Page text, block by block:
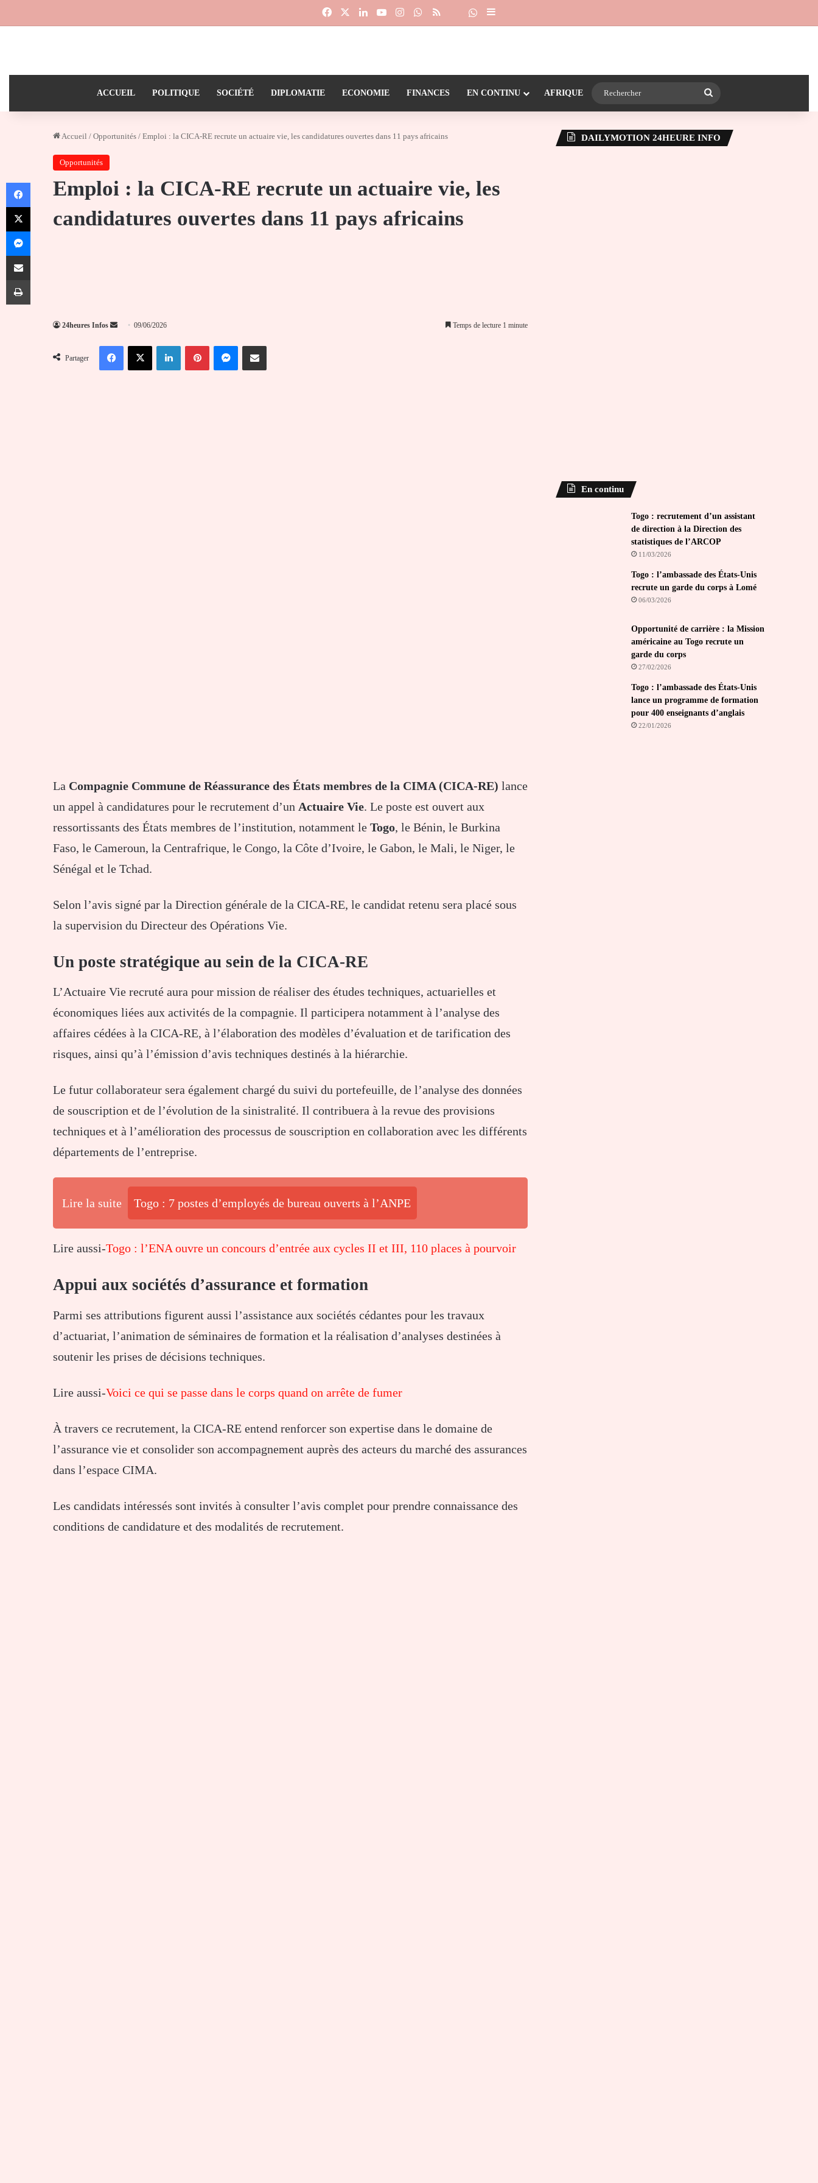
FacebookLinkedinYouTubeInstagramWhatsApp
RSS Dailymotion
Suivre la chaîne 24heureinfo sur WhatsApp
Sidebar (barre latérale)
ACCUEIL POLITIQUE SOCIÉTÉ DIPLOMATIE ECONOMIE FINANCES EN CONTINU AFRIQUE
Accueil / Opportunités / Emploi : la CICA-RE recrute un actuaire vie, les candidatures ouvertes dans 11 pays africains
Opportunités
Emploi : la CICA-RE recrute un actuaire vie, les
candidatures ouvertes dans 11 pays africains
24heures Infos
Envoyer
courriel
09/06/2026 Temps de lecture 1 minute
Partager
FacebookX LinkedinPinterestMessengerPartager par email
La Compagnie Commune de Réassurance des États membres de la CIMA (CICA-RE) lance
un appel à candidatures pour le recrutement d’un Actuaire Vie. Le poste est ouvert aux
ressortissants des États membres de l’institution, notamment le Togo, le Bénin, le Burkina
Faso, le Cameroun, la Centrafrique, le Congo, la Côte d’Ivoire, le Gabon, le Mali, le Niger, le
Sénégal et le Tchad.
Selon l’avis signé par la Direction générale de la CICA-RE, le candidat retenu sera placé sous
la supervision du Directeur des Opérations Vie.
Un poste stratégique au sein de la CICA-RE
L’Actuaire Vie recruté aura pour mission de réaliser des études techniques, actuarielles et
économiques liées aux activités de la compagnie. Il participera notamment à l’analyse des
affaires cédées à la CICA-RE, à l’élaboration des modèles d’évaluation et de tarification des
risques, ainsi qu’à l’émission d’avis techniques destinés à la hiérarchie.
Le futur collaborateur sera également chargé du suivi du portefeuille, de l’analyse des données
de souscription et de l’évolution de la sinistralité. Il contribuera à la revue des provisions
techniques et à l’amélioration des processus de souscription en collaboration avec les différents
départements de l’entreprise.
Lire la suite Togo : 7 postes d’employés de bureau ouverts à l’ANPE
Lire aussi-Togo : l’ENA ouvre un concours d’entrée aux cycles II et III, 110 places à pourvoir
Appui aux sociétés d’assurance et formation
Parmi ses attributions figurent aussi l’assistance aux sociétés cédantes pour les travaux
d’actuariat, l’animation de séminaires de formation et la réalisation d’analyses destinées à
soutenir les prises de décisions techniques.
Lire aussi-Voici ce qui se passe dans le corps quand on arrête de fumer
À travers ce recrutement, la CICA-RE entend renforcer son expertise dans le domaine de
l’assurance vie et consolider son accompagnement auprès des acteurs du marché des assurances
dans l’espace CIMA.
Les candidats intéressés sont invités à consulter l’avis complet pour prendre connaissance des
conditions de candidature et des modalités de recrutement.
DAILYMOTION 24HEURE INFO
En continu
Togo : recrutement d’un assistant
de direction à la Direction des
statistiques de l’ARCOP
11/03/2026
Togo : l’ambassade des États-Unis
recrute un garde du corps à Lomé
06/03/2026
Opportunité de carrière : la Mission
américaine au Togo recrute un
garde du corps
27/02/2026
Togo : l’ambassade des États-Unis
lance un programme de formation
pour 400 enseignants d’anglais
22/01/2026
Facebook
X
Messenger
Partager par email